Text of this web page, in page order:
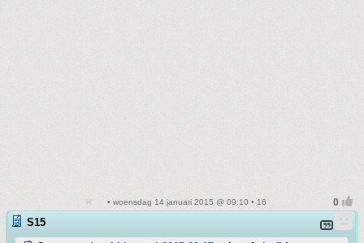
• woensdag 14 januari 2015 @ 09:10 • 16
S15